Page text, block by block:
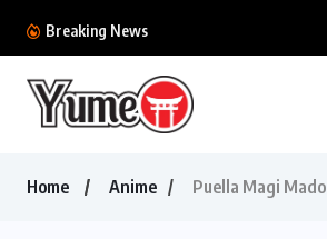
Breaking News
Home Anime Puella Magi